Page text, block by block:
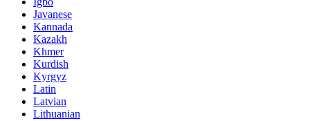
Javanese
Kannada
Kazakh
Khmer
Kurdish
Kyrgyz
Latin
Latvian
Lithuanian